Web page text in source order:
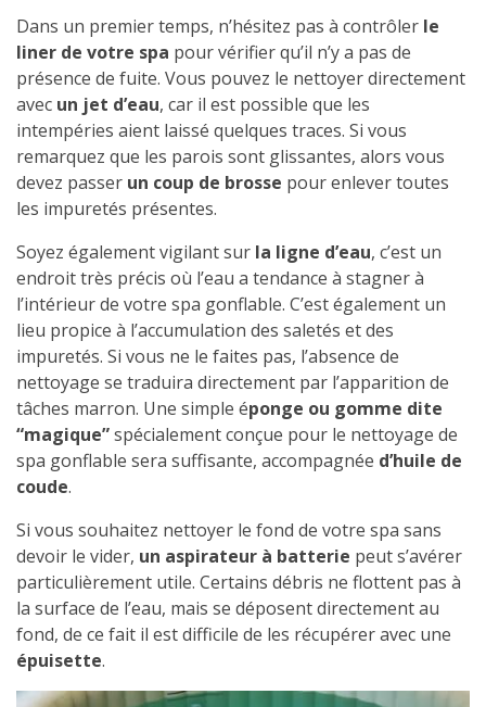
Dans un premier temps, n’hésitez pas à contrôler le
liner de votre spa pour vérifier qu’il n’y a pas de
présence de fuite. Vous pouvez le nettoyer directement
avec un jet d’eau, car il est possible que les
intempéries aient laissé quelques traces. Si vous
remarquez que les parois sont glissantes, alors vous
devez passer un coup de brosse pour enlever toutes
les impuretés présentes.
Soyez également vigilant sur la ligne d’eau, c’est un
endroit très précis où l’eau a tendance à stagner à
l’intérieur de votre spa gonflable. C’est également un
lieu propice à l’accumulation des saletés et des
impuretés. Si vous ne le faites pas, l’absence de
nettoyage se traduira directement par l’apparition de
tâches marron. Une simple éponge ou gomme dite
“magique”spécialement conçue pour le nettoyage de
spa gonflable sera suffisante, accompagnée d’huile de
coude.
Si vous souhaitez nettoyer le fond de votre spa sans
devoir le vider, un aspirateur à batterie peut s’avérer
particulièrement utile. Certains débris ne flottent pas à
la surface de l’eau, mais se déposent directement au
fond, de ce fait il est difficile de les récupérer avec une
épuisette.